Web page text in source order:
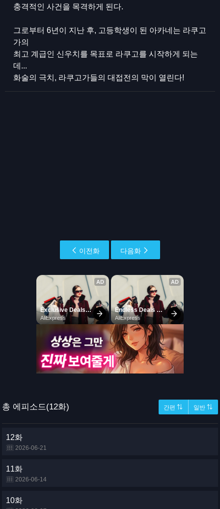
충격적인 사건을 목격하게 된다.
그로부터 6년이 지난 후, 고등학생이 된 아카네는 라쿠고
가의
최고 계급인 신우치를 목표로 라쿠고를 시작하게 되는
데...
화술의 극치, 라쿠고가들의 대접전의 막이 열린다!
이전화 다음화
총 에피소드(12화) 간편 ⇅ 일반 ⇅
12화
2026-06-21
11화
2026-06-14
10화